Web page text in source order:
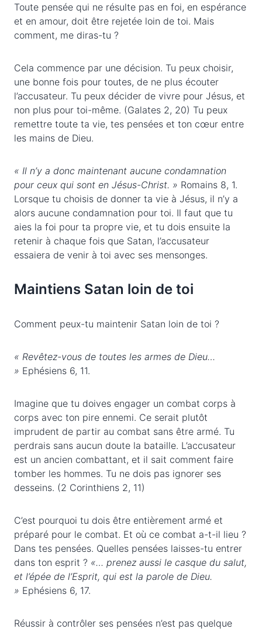
Toute pensée qui ne résulte pas en foi, en espérance
et en amour, doit être rejetée loin de toi. Mais
comment, me diras-tu ?
Cela commence par une décision. Tu peux choisir,
une bonne fois pour toutes, de ne plus écouter
l’accusateur. Tu peux décider de vivre pour Jésus, et
non plus pour toi-même. (Galates 2, 20) Tu peux
remettre toute ta vie, tes pensées et ton cœur entre
les mains de Dieu.
« Il n’y a donc maintenant aucune condamnation
pour ceux qui sont en Jésus-Christ. » Romains 8, 1.
Lorsque tu choisis de donner ta vie à Jésus, il n’y a
alors aucune condamnation pour toi. Il faut que tu
aies la foi pour ta propre vie, et tu dois ensuite la
retenir à chaque fois que Satan, l’accusateur
essaiera de venir à toi avec ses mensonges.
Maintiens Satan loin de toi
Comment peux-tu maintenir Satan loin de toi ?
« Revêtez-vous de toutes les armes de Dieu…
» Ephésiens 6, 11.
Imagine que tu doives engager un combat corps à
corps avec ton pire ennemi. Ce serait plutôt
imprudent de partir au combat sans être armé. Tu
perdrais sans aucun doute la bataille. L’accusateur
est un ancien combattant, et il sait comment faire
tomber les hommes. Tu ne dois pas ignorer ses
desseins. (2 Corinthiens 2, 11)
C’est pourquoi tu dois être entièrement armé et
préparé pour le combat. Et où ce combat a-t-il lieu ?
Dans tes pensées. Quelles pensées laisses-tu entrer
dans ton esprit ? «… prenez aussi le casque du salut,
et l’épée de l’Esprit, qui est la parole de Dieu.
» Ephésiens 6, 17.
Réussir à contrôler ses pensées n’est pas quelque